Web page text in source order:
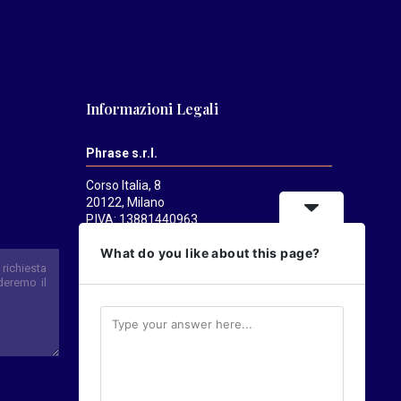
Informazioni Legali
Phrase s.r.l.
Corso Italia, 8
20122, Milano
P.IVA: 13881440963
Mediatrendsè una testata registrata
Direttore responsabile:Alessandro
Direttore editoriale:Carlo Castorina
What do you like about this page?